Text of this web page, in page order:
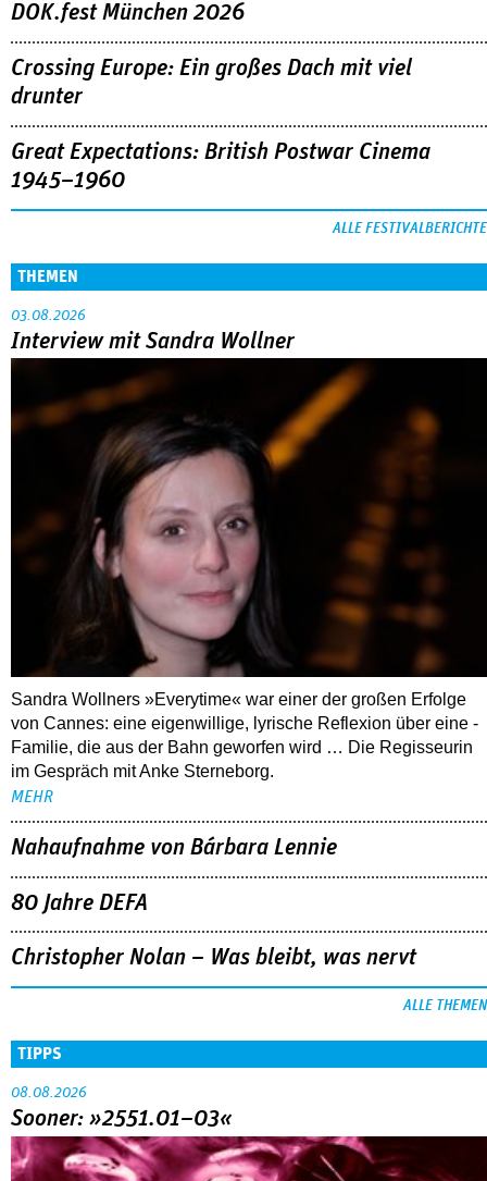
DOK.fest München 2026
Crossing Europe: Ein großes Dach mit viel
drunter
Great Expectations: British Postwar Cinema
1945–1960
ALLE FESTIVALBERICHTE
THEMEN
03.08.2026
Interview mit Sandra Wollner
Sandra Wollners »Everytime« war einer der großen Erfolge
von Cannes: eine eigenwillige, lyrische Reflexion über eine ­
Familie, die aus der Bahn geworfen wird … Die Regisseurin
im Gespräch mit Anke Sterneborg.
MEHR
Nahaufnahme von Bárbara Lennie
80 Jahre DEFA
Christopher Nolan – Was bleibt, was nervt
ALLE THEMEN
TIPPS
08.08.2026
Sooner: »2551.01–03«